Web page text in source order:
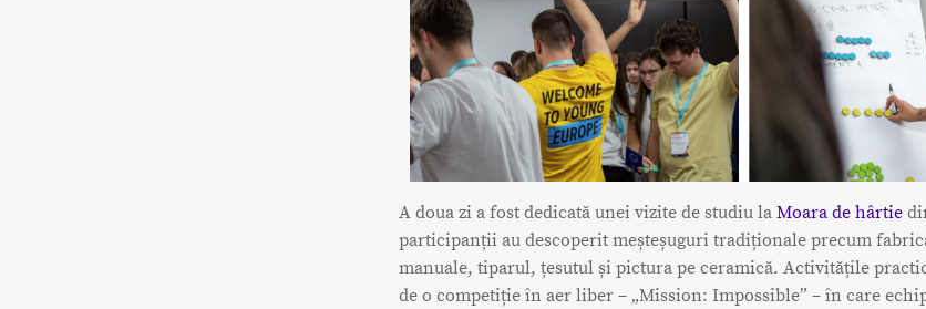
A doua zi a fost dedicată unei vizite de studiu la Moara de hârtie
participanții au descoperit meșteșuguri tradiționale precum
manuale, tiparul, țesutul și pictura pe ceramică. Activitățile
de o competiție în aer liber – „Mission: Impossible” – în care